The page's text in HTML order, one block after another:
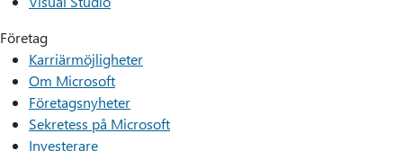
Företag
Karriärmöjligheter
Om Microsoft
Företagsnyheter
Sekretess på Microsoft
Investerare